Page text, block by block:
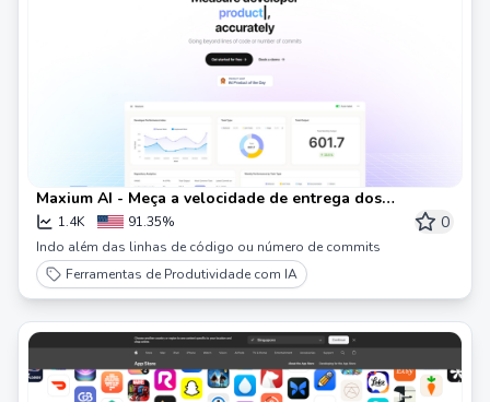
Maxium AI - Meça a velocidade de entrega dos
desenvolvedores, com precisão
1.4K 91.35% 0
Indo além das linhas de código ou número de commits
Ferramentas de Produtividade com IA